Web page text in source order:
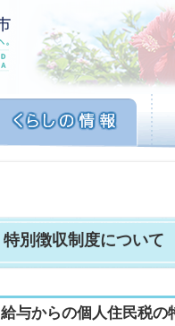
特別徴収制度について
給与からの個人住民税の